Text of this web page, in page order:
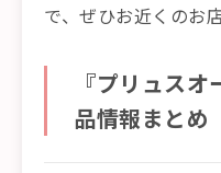
で、ぜひお近くのお
『プリュス
品情報まとめ